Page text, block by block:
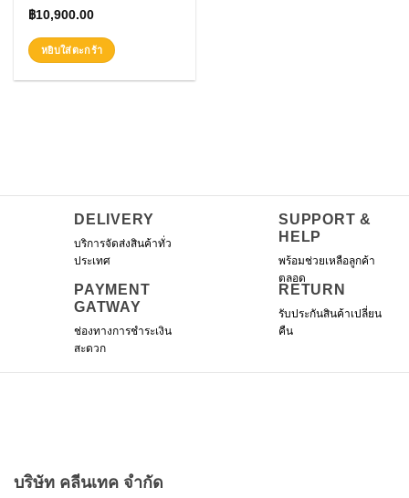
฿10,900.00
หยิบใส่ตะกร้า
DELIVERY
บริการจัดส่งสินค้าทั่ว
ประเทศ
SUPPORT &
HELP
พร้อมช่วยเหลือลูกค้า
ตลอด
PAYMENT
GATWAY
ช่องทางการชำระเงิน
สะดวก
RETURN
รับประกันสินค้าเปลี่ยน
คืน
บริษัท คลีนเทค จำกัด